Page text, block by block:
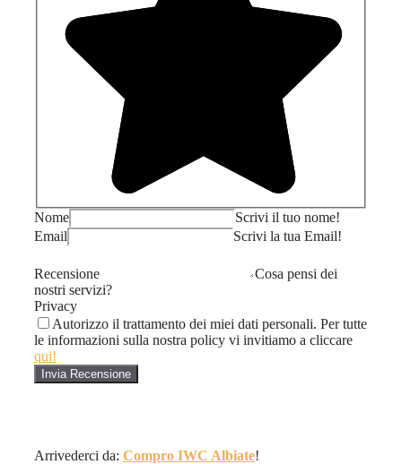
Nome
Scrivi il tuo nome!
Email
Scrivi la tua Email!
Recensione
Cosa pensi dei
nostri servizi?
Privacy
Autorizzo il trattamento dei miei dati personali. Per tutte
le informazioni sulla nostra policy vi invitiamo a cliccare
qui!
Arrivederci da: Compro IWC Albiate!